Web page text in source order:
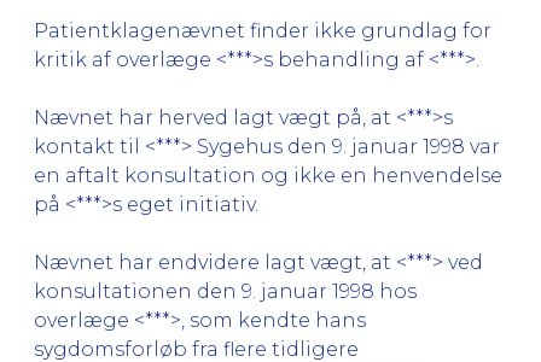
Patientklagenævnet finder ikke grundlag for
kritik af overlæge <***>s behandling af <***>.
Nævnet har herved lagt vægt på, at <***>s
kontakt til <***> Sygehus den 9. januar 1998 var
en aftalt konsultation og ikke en henvendelse
på <***>s eget initiativ.
Nævnet har endvidere lagt vægt, at <***> ved
konsultationen den 9. januar 1998 hos
overlæge <***>, som kendte hans
sygdomsforløb fra flere tidligere